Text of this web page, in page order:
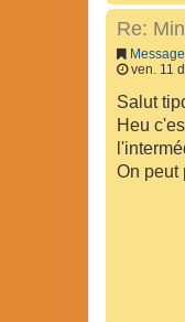
Re:
ven. 11
Salut
Heu
On peut